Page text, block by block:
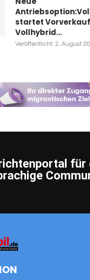
startet
Vollhybrid...
Veröffentlicht: 2. August
für